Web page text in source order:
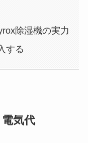
除湿機の実力
する
気代